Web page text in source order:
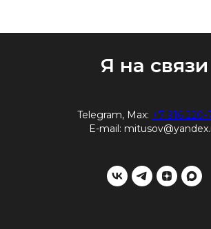
Я на связи
Telegram, Max: +7 916 220-
E-mail: